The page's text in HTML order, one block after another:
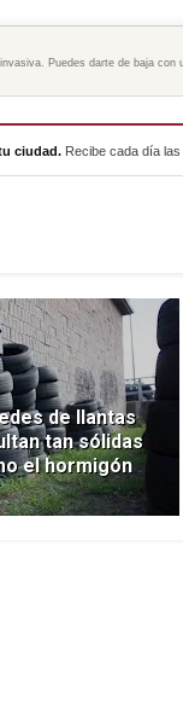
Puedes darte de baja con
ciudad. Recibe cada día
de llantas
tan sólidas
el hormigón